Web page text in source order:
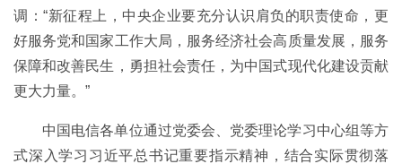
调：“新征程上，中央企业要充分认识肩负的职责使命，更
好服务党和国家工作大局，服务经济社会高质量发展，服务
保障和改善民生，勇担社会责任，为中国式现代化建设贡献
更大力量。”
中国电信各单位通过党委会、党委理论学习中心组等方
式深入学习习近平总书记重要指示精神，结合实际贯彻落